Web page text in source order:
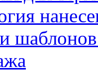
шаблонов